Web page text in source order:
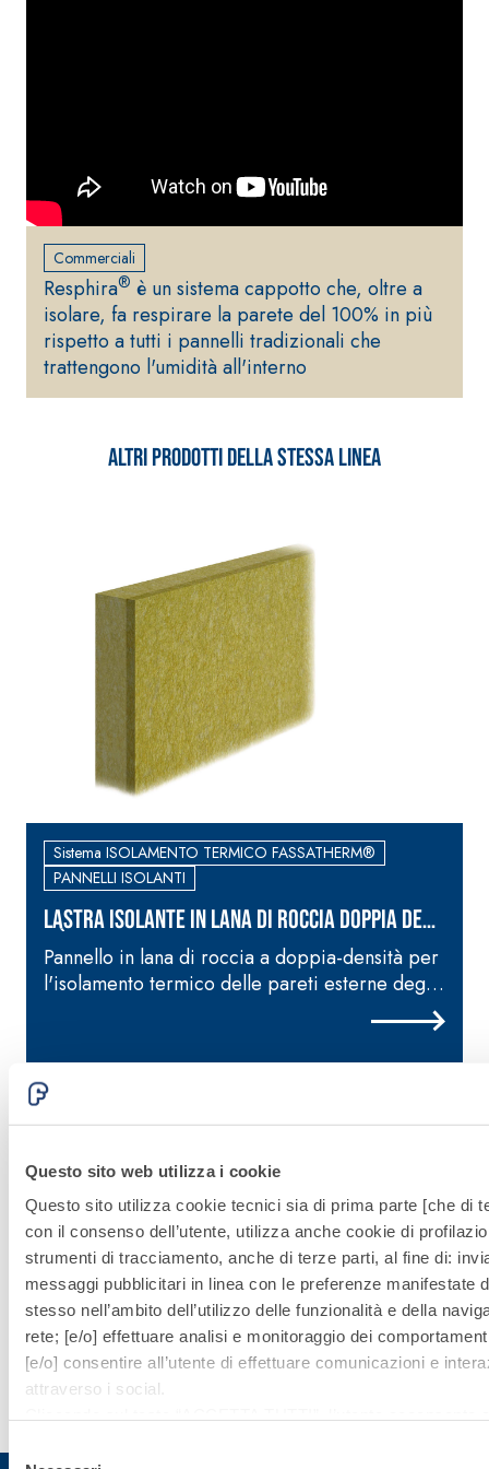
Questo sito web utilizza i cookie
Questo sito utilizza cookie tecnici sia di prima parte [che di
con il consenso dell’utente, utilizza anche cookie di
strumenti di tracciamento, anche di terze parti, al fine di:
messaggi pubblicitari in linea con le preferenze manifestate
stesso nell’ambito dell’utilizzo delle funzionalità e della
rete; [e/o] effettuare analisi e monitoraggio dei
[e/o] consentire all’utente di effettuare comunicazioni e
attraverso i social.
Commerciali
Resphira® è un sistema cappotto che, oltre a
isolare, fa respirare la parete del 100% in più
rispetto a tutti i pannelli tradizionali che
trattengono l'umidità all'interno
Altri prodotti della stessa linea
Sistema ISOLAMENTO TERMICO FASSATHERM®
PANNELLI ISOLANTI
LASTRA ISOLANTE IN LANA DI ROCCIA DOPPIA DENS
ITÀ
Pannello in lana di roccia a doppia-densità per
l'isolamento termico delle pareti esterne degli
Sistema
ISOLAMENTO
TERMICO
FASSATHERM